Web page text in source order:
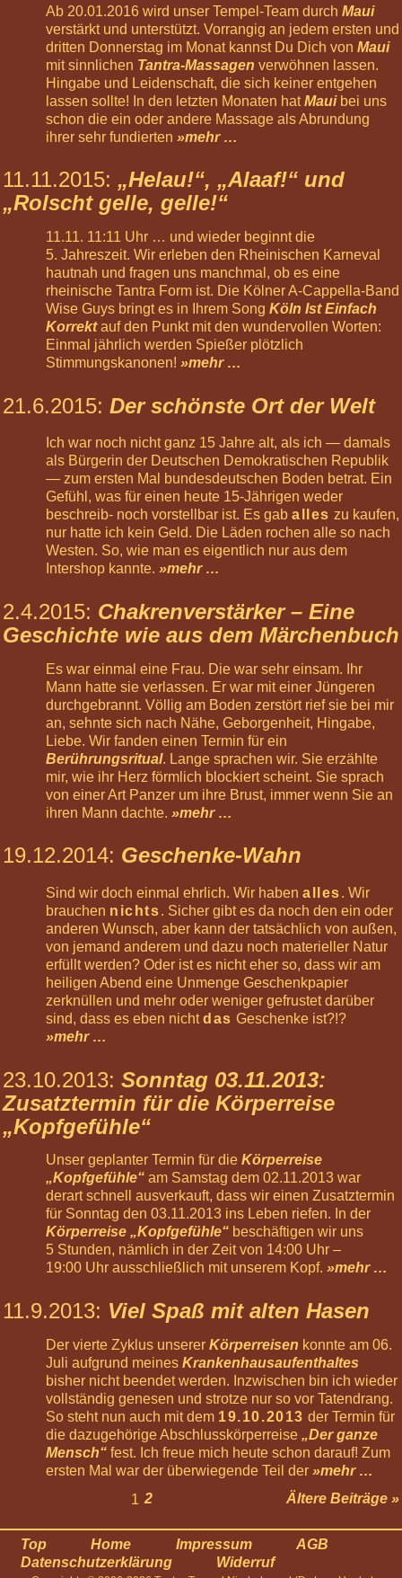
Ab 20.01.2016 wird unser Tempel-Team durch Maui
verstärkt und unterstützt. Vorrangig an jedem ersten und
dritten Donnerstag im Monat kannst Du Dich von Maui
mit sinnlichen Tantra-Massagen verwöhnen lassen.
Hingabe und Leidenschaft, die sich keiner entgehen
lassen sollte! In den letzten Monaten hatMauibei uns
schon die ein oder andere Massage als Abrundung
ihrer sehr fundierten »mehr …
11.11.2015: „Helau!“, „Alaaf!“ und
„Rolscht gelle, gelle!“
11.11. 11:11 Uhr … und wieder beginnt die
5. Jahreszeit. Wir erleben den Rheinischen Karneval
hautnah und fragen uns manchmal, ob es eine
rheinische Tantra Form ist. Die Kölner A-Cappella-Band
Wise Guys bringt es in Ihrem Song Köln Ist Einfach
Korrektauf den Punkt mit den wundervollen Worten:
Einmal jährlich werden Spießer plötzlich
Stimmungskanonen! »mehr …
21.6.2015: Der schönste Ort der Welt
Ich war noch nicht ganz 15 Jahre alt, als ich — damals
als Bürgerin der Deutschen Demokratischen Republik
— zum ersten Mal bundesdeutschen Boden betrat. Ein
Gefühl, was für einen heute 15-Jährigen weder
beschreib- noch vorstellbar ist. Es gab alles zu kaufen,
nur hatte ich kein Geld. Die Läden rochen alle so nach
Westen. So, wie man es eigentlich nur aus dem
Intershop kannte. »mehr …
2.4.2015: Chakrenverstärker – Eine
Geschichte wie aus dem Märchenbuch
Es war einmal eine Frau. Die war sehr einsam. Ihr
Mann hatte sie verlassen. Er war mit einer Jüngeren
durchgebrannt. Völlig am Boden zerstört rief sie bei mir
an, sehnte sich nach Nähe, Geborgenheit, Hingabe,
Liebe. Wir fanden einen Termin für ein
Berührungsritual. Lange sprachen wir. Sie erzählte
mir, wie ihr Herz förmlich blockiert scheint. Sie sprach
von einer Art Panzer um ihre Brust, immer wenn Sie an
ihren Mann dachte. »mehr …
19.12.2014: Geschenke-Wahn
Sind wir doch einmal ehrlich. Wir haben alles. Wir
brauchen nichts. Sicher gibt es da noch den ein oder
anderen Wunsch, aber kann der tatsächlich von außen,
von jemand anderem und dazu noch materieller Natur
erfüllt werden? Oder ist es nicht eher so, dass wir am
heiligen Abend eine Unmenge Geschenkpapier
zerknüllen und mehr oder weniger gefrustet darüber
sind, dass es eben nichtdas Geschenke ist?!?
»mehr …
23.10.2013: Sonntag 03.11.2013:
Zusatztermin für die Körperreise
„Kopfgefühle“
Unser geplanter Termin für die Körperreise
„Kopfgefühle“ am Samstag dem 02.11.2013 war
derart schnell ausverkauft, dass wir einen Zusatztermin
für Sonntag den 03.11.2013 ins Leben riefen. In der
Körperreise „Kopfgefühle“ beschäftigen wir uns
5 Stunden, nämlich in der Zeit von 14:00 Uhr –
19:00 Uhr ausschließlich mit unserem Kopf. »mehr …
11.9.2013: Viel Spaß mit alten Hasen
Der vierte Zyklus unserer Körperreisen konnte am 06.
Juli aufgrund meines Krankenhausaufenthaltes
bisher nicht beendet werden. Inzwischen bin ich wieder
vollständig genesen und strotze nur so vor Tatendrang.
So steht nun auch mit dem 19.10.2013 der Termin für
die dazugehörige Abschlusskörperreise „Der ganze
Mensch“ fest. Ich freue mich heute schon darauf! Zum
ersten Mal war der überwiegende Teil der »mehr …
Ältere Beiträge »
1 2
Körperreise
Beflügelt
Hände
Jan
2027
12:00
Tragend
12:00
Aufrecht
Rücken
 Folgen  Twittern  
Top Home Impressum
AGB
Datenschutzerklärung
Widerruf